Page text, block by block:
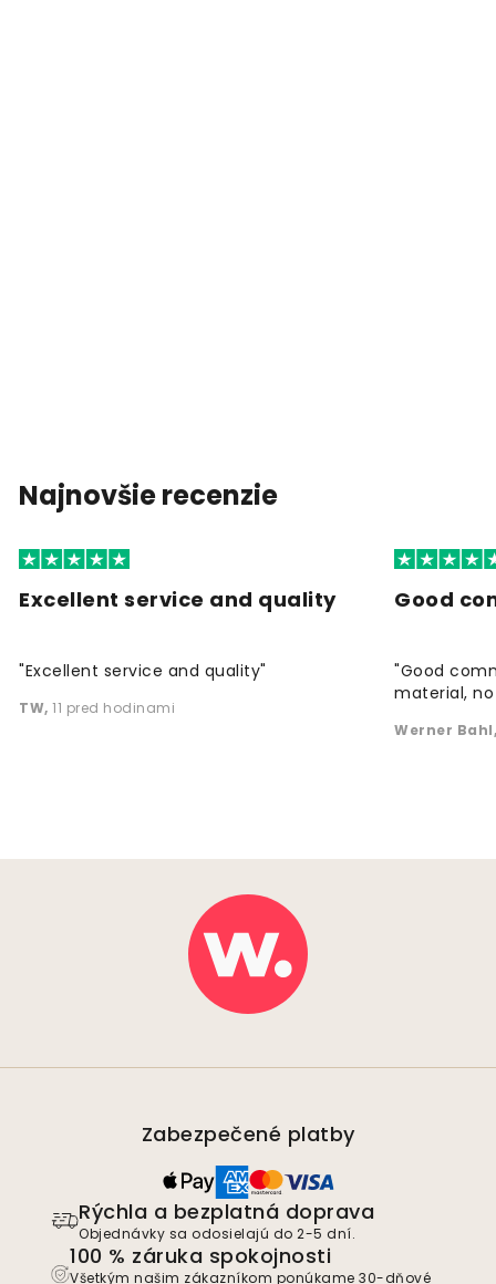
Najnovšie recenzie
Excellent service and quality
"Excellent service and quality"
TW, 11 pred hodinami
Good
"Good
material,
Werner Bahl
Zabezpečené platby
Rýchla a bezplatná doprava
Objednávky sa odosielajú do 2-5 dní.
100 % záruka spokojnosti
Všetkým našim zákazníkom ponúkame 30-dňové